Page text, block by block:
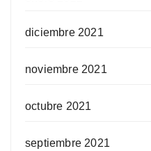
diciembre 2021
noviembre 2021
octubre 2021
septiembre 2021